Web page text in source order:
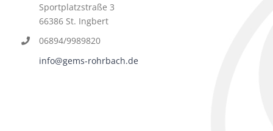
Sportplatzstraße 3
66386 St. Ingbert
06894/9989820
info@gems-rohrbach.de